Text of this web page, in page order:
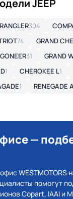
JEEP
304
74 GRAND
31 GRAND
1 CHEROKEE L1
1 RENEGADE
—
WESTMOTORS
помогут
Copart, IAAI и